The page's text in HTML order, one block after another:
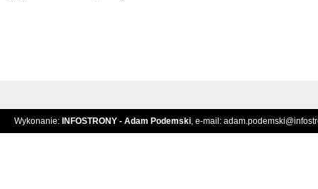
Wykonanie: INFOSTRONY - Adam Podemski, e-mail: